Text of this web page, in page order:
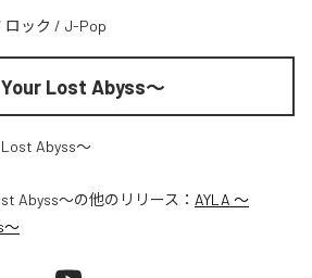
ロック / J-Pop
Lost Abyss～
Abyss～の他のリリース： AYLA ～
～